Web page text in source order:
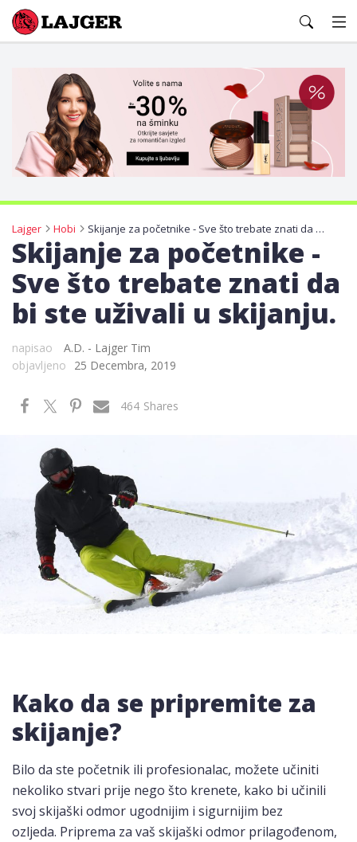
Lajger
Lajger Hobi Skijanje za početnike - Sve što trebate znati da bi ste uživali u skijanju.
Skijanje za početnike -
Sve što trebate znati da
bi ste uživali u skijanju.
napisao
A.D. - Lajger Tim
objavljeno
25 Decembra, 2019
Shares
464
Kako da se pripremite za
skijanje?
Bilo da ste početnik ili profesionalac, možete učiniti
nekoliko stvari prije nego što krenete, kako bi učinili
svoj skijaški odmor ugodnijim i sigurnijim bez
ozljeda. Priprema za vaš skijaški odmor prilagođenom,